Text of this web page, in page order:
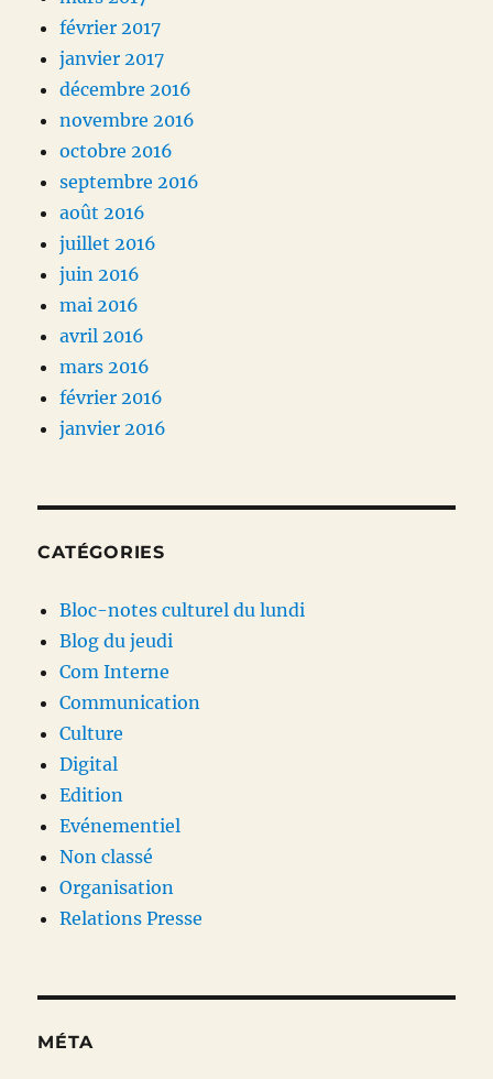
février 2017
janvier 2017
décembre 2016
novembre 2016
octobre 2016
septembre 2016
août 2016
juillet 2016
juin 2016
mai 2016
avril 2016
mars 2016
février 2016
janvier 2016
CATÉGORIES
Bloc-notes culturel du lundi
Blog du jeudi
Com Interne
Communication
Culture
Digital
Edition
Evénementiel
Non classé
Organisation
Relations Presse
MÉTA